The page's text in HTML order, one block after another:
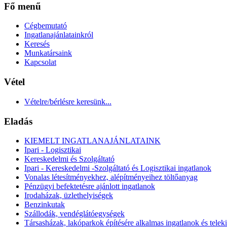
Fő menű
Cégbemutató
Ingatlanajánlatainkról
Keresés
Munkatársaink
Kapcsolat
Vétel
Vételre/bérlésre keresünk...
Eladás
KIEMELT INGATLANAJÁNLATAINK
Ipari - Logisztikai
Kereskedelmi és Szolgáltató
Ipari - Kereskedelmi -Szolgáltató és Logisztikai ingatlanok
Vonalas létesítményekhez, alépítményeihez töltőanyag
Pénzügyi befektetésre ajánlott ingatlanok
Irodaházak, üzlethelyiségek
Benzinkutak
Szállodák, vendéglátóegységek
Társasházak, lakóparkok építésére alkalmas ingatlanok és